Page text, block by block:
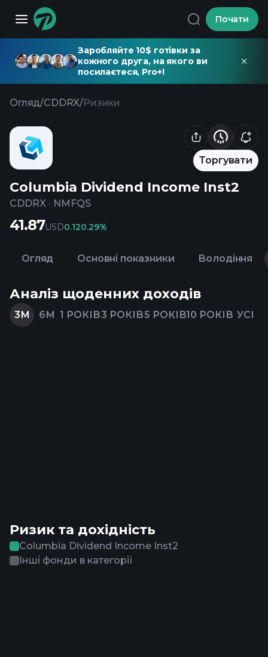
Почати
Заробляйте 10$ готівки за
кожного друга, на якого ви
посилаєтеся, Pro+!
Огляд/CDDRX/Ризики
Торгувати
Columbia Dividend Income Inst2
CDDRX · NMFQS
41.87USD0.120.29%
Огляд Основні показники Володіння
Аналіз щоденних доходів
3М 6М 1 РОКІВ3 РОКІВ5 РОКІВ10 РОКІВ УСІ
Ризик та дохідність
Columbia Dividend Income Inst2
Інші фонди в категорії